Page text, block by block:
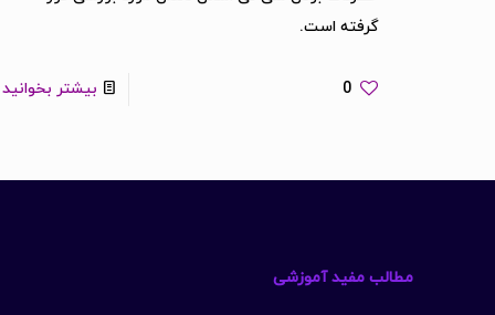
گرفته است.
0 بیشتر بخوانید
مطالب مفید آموزشی